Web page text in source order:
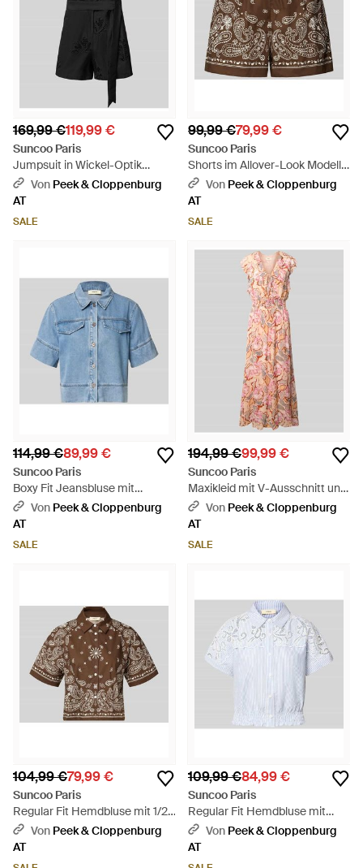
169,99 €119,99 €
Suncoo Paris
Jumpsuit in Wickel-Optik
Modell 'TRACY' - Schwarz
Von Peek & Cloppenburg
AT
SALE
99,99 €79,99 €
Suncoo Paris
Shorts im Allover-Look Modell
'BAHIA' - Braun
Von Peek & Cloppenburg
AT
SALE
114,99 €89,99 €
Suncoo Paris
Boxy Fit Jeansbluse mit
Brusttaschen Modell 'LAIKA' -
Blau
Von Peek & Cloppenburg
AT
SALE
194,99 €99,99 €
Suncoo Paris
Maxikleid mit V-Ausschnitt und
Schnürung Modell 'CALI' - Pink
Von Peek & Cloppenburg
AT
SALE
104,99 €79,99 €
Suncoo Paris
Regular Fit Hemdbluse mit 1/2-
Arm Modell 'LUZ' - Braun
Von Peek & Cloppenburg
AT
109,99 €84,99 €
Suncoo Paris
Regular Fit Hemdbluse mit
Häkelspitze Modell 'LOlITA' -
Weiß
Von Peek & Cloppenburg
AT